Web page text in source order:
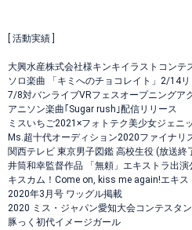
[ 活動実績 ]
大興水産株式会社様キンキイラストコンテ
ソロ楽曲 「キミへのチョコレイト」2/14リ
7/8対バンライブVRフェスオープニングア
アニソン楽曲｢Sugar rush｣配信リリース
ミスいちご2021×フォトテク美少女ジェニ
Ms.超十代オーディション2020ファイナリ
関西テレビ 東京男子図鑑 高校生役 (放送終
井筒和幸監督作品 「無頼」エキストラ出演
キスカム！Come on, kiss me again!エキス
2020年3月号 ワッグル掲載
2020 ミス・ジャパン愛知大会コンテスタン
豚っく初代イメージガール